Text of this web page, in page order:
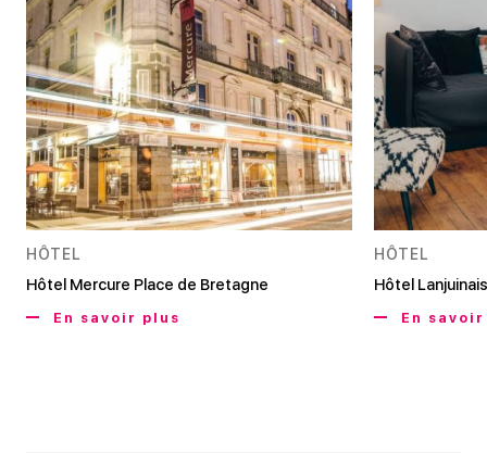
HÔTEL
Hôtel Mercure Place de Bretagne
En savoir plus
HÔTEL
Hôtel Lanjuinais
En